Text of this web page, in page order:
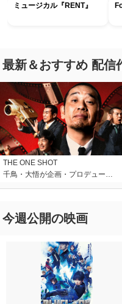
ミュージカル『RENT』
最新＆おすすめ 配信
THE ONE SHOT
千鳥・大悟が企画・プロデュー…
今週公開の映画